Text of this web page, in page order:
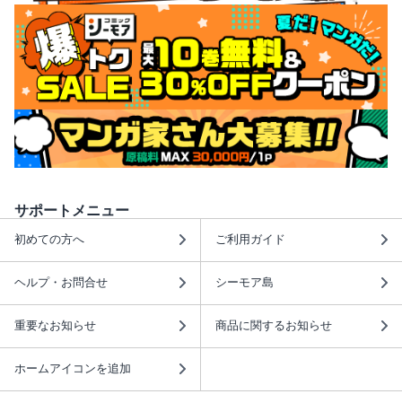
サポートメニュー
初めての方へ ご利用ガイド
ヘルプ・お問合せ シーモア島
重要なお知らせ 商品に関するお知らせ
ホームアイコンを追加